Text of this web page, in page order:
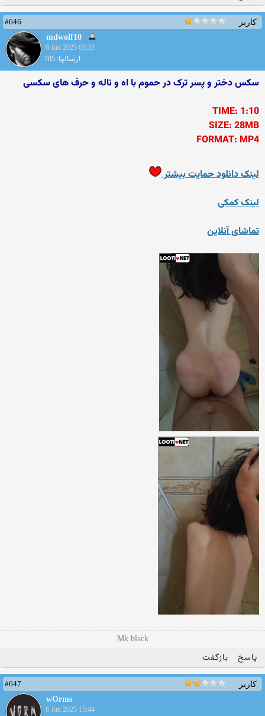
کاربر
#646
mdwolf10
6 Jun 2025 05:33
ارسالها: 705
سکس دختر و پسر ترک در حموم با اه و ناله و حرف های سکسی
TIME: 1:10
SIZE: 28MB
FORMAT: MP4
لینک دانلود حمایت بیشتر
لینک کمکی
تماشای آنلاین
Mk black
پاسخ بازگفت
کاربر
#647
wOrms
6 Jun 2025 15:44